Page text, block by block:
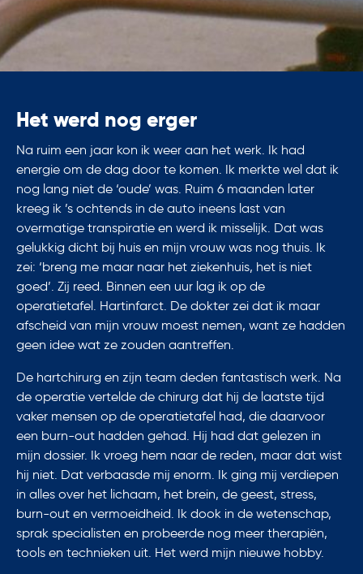
Het werd nog erger
Na ruim een jaar kon ik weer aan het werk. Ik had
energie om de dag door te komen. Ik merkte wel dat ik
nog lang niet de ‘oude’ was. Ruim 6 maanden later
kreeg ik ’s ochtends in de auto ineens last van
overmatige transpiratie en werd ik misselijk. Dat was
gelukkig dicht bij huis en mijn vrouw was nog thuis. Ik
zei: ‘breng me maar naar het ziekenhuis, het is niet
goed’. Zij reed. Binnen een uur lag ik op de
operatietafel. Hartinfarct. De dokter zei dat ik maar
afscheid van mijn vrouw moest nemen, want ze hadden
geen idee wat ze zouden aantreffen.
De hartchirurg en zijn team deden fantastisch werk. Na
de operatie vertelde de chirurg dat hij de laatste tijd
vaker mensen op de operatietafel had, die daarvoor
een burn-out hadden gehad. Hij had dat gelezen in
mijn dossier. Ik vroeg hem naar de reden, maar dat wist
hij niet. Dat verbaasde mij enorm. Ik ging mij verdiepen
in alles over het lichaam, het brein, de geest, stress,
burn-out en vermoeidheid. Ik dook in de wetenschap,
sprak specialisten en probeerde nog meer therapiën,
tools en technieken uit. Het werd mijn nieuwe hobby.